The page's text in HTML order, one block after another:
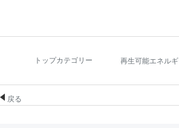
トップカテゴリー 再生可能エネル
戻る